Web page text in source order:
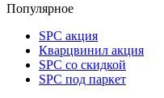
Популярное
SPC акция
Кварцвинил акция
SPC со скидкой
SPC под паркет